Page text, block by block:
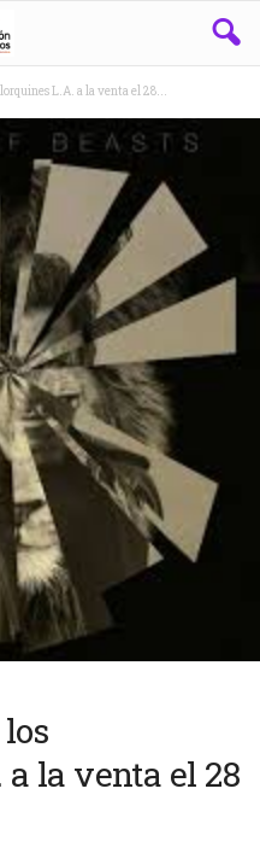
L.A. a la venta el 28...
la venta el 28